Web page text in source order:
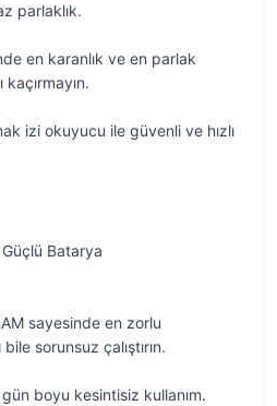
parlaklık.
en karanlık ve en parlak
izi okuyucu ile güvenli ve hızlı
Batarya
sayesinde en zorlu
sorunsuz çalıştırın.
boyu kesintisiz kullanım.